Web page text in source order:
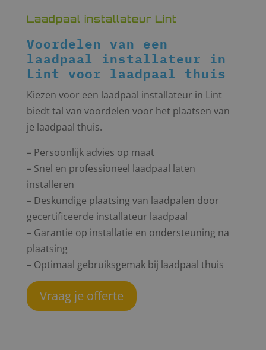
Laadpaal installateur Lint
Voordelen van een
laadpaal installateur in
Lint voor laadpaal thuis
Kiezen voor een laadpaal installateur in Lint
biedt tal van voordelen voor het plaatsen van
je laadpaal thuis.
– Persoonlijk advies op maat
– Snel en professioneel laadpaal laten
installeren
– Deskundige plaatsing van laadpalen door
gecertificeerde installateur laadpaal
– Garantie op installatie en ondersteuning na
plaatsing
– Optimaal gebruiksgemak bij laadpaal thuis
Vraag je offerte